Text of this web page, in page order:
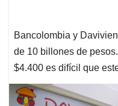
Bancolombia y
de 10 billones de
$4.400 es difícil que